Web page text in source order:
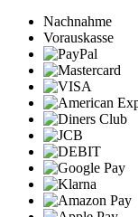
Nachnahme
Vorauskasse